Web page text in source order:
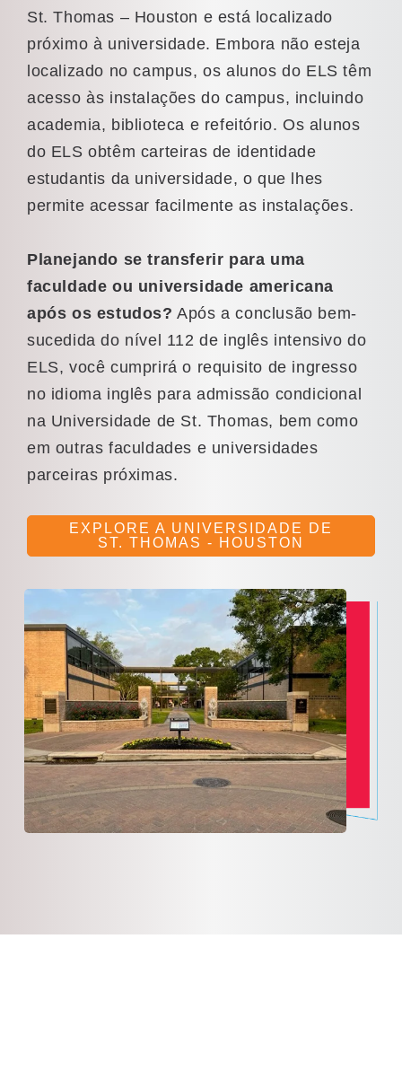
St. Thomas – Houston e está localizado
próximo à universidade. Embora não esteja
localizado no campus, os alunos do ELS têm
acesso às instalações do campus, incluindo
academia, biblioteca e refeitório. Os alunos
do ELS obtêm carteiras de identidade
estudantis da universidade, o que lhes
permite acessar facilmente as instalações.
Planejando se transferir para uma
faculdade ou universidade americana
após os estudos? Após a conclusão bem-
sucedida do nível 112 de inglês intensivo do
ELS, você cumprirá o requisito de ingresso
no idioma inglês para admissão condicional
na Universidade de St. Thomas, bem como
em outras faculdades e universidades
parceiras próximas.
EXPLORE A UNIVERSIDADE DE
ST. THOMAS - HOUSTON